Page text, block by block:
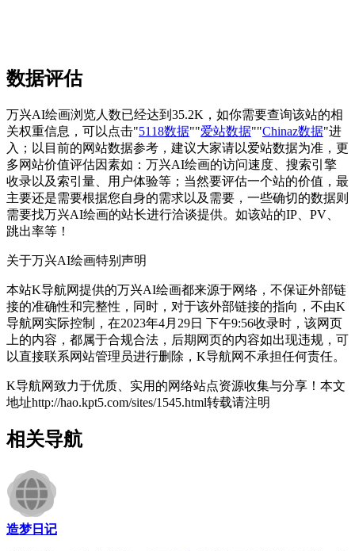
数据评估
万兴AI绘画浏览人数已经达到35.2K，如你需要查询该站的相
关权重信息，可以点击"5118数据""爱站数据""Chinaz数据"进
入；以目前的网站数据参考，建议大家请以爱站数据为准，更
多网站价值评估因素如：万兴AI绘画的访问速度、搜索引擎
收录以及索引量、用户体验等；当然要评估一个站的价值，最
主要还是需要根据您自身的需求以及需要，一些确切的数据则
需要找万兴AI绘画的站长进行洽谈提供。如该站的IP、PV、
跳出率等！
关于万兴AI绘画特别声明
本站K导航网提供的万兴AI绘画都来源于网络，不保证外部链
接的准确性和完整性，同时，对于该外部链接的指向，不由K
导航网实际控制，在2023年4月29日 下午9:56收录时，该网页
上的内容，都属于合规合法，后期网页的内容如出现违规，可
以直接联系网站管理员进行删除，K导航网不承担任何责任。
K导航网致力于优质、实用的网络站点资源收集与分享！ 本文
地址http://hao.kpt5.com/sites/1545.html转载请注明
相关导航
造梦日记